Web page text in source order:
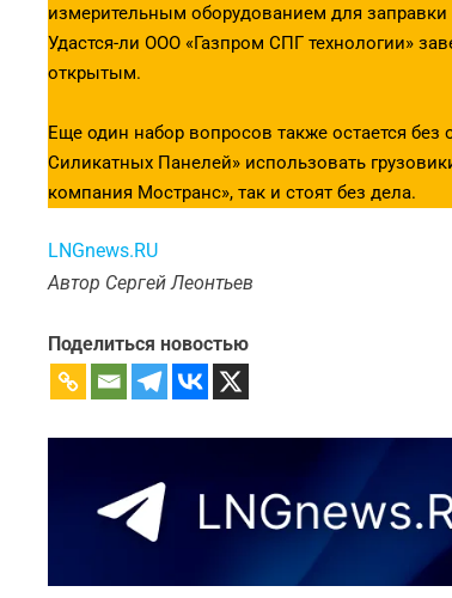
измерительным оборудованием для
Удастся-ли ООО «Газпром СПГ технологии»
открытым.
Еще один набор вопросов также остается
Силикатных Панелей» использовать
компания Мостранс», так и стоят без дела.
LNGnews.RU
Автор Сергей Леонтьев
Поделиться новостью